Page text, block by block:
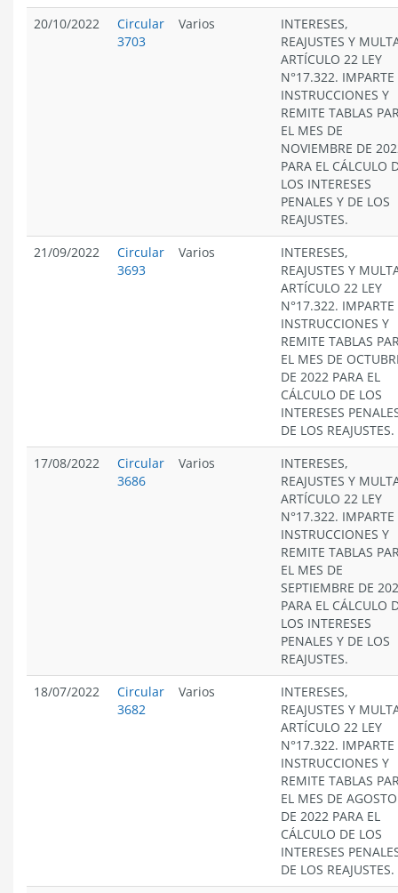
20/10/2022
Circular
3703
Varios
INTERESES,
REAJUSTES Y
ARTÍCULO 22 LEY
N°17.322. IMPARTE
INSTRUCCIONES Y
REMITE TABLAS
EL MES DE
NOVIEMBRE DE
PARA EL CÁLCULO
LOS INTERESES
PENALES Y DE LOS
REAJUSTES.
21/09/2022
Circular
3693
Varios
INTERESES,
REAJUSTES Y
ARTÍCULO 22 LEY
N°17.322. IMPARTE
INSTRUCCIONES Y
REMITE TABLAS
EL MES DE
DE 2022 PARA EL
CÁLCULO DE LOS
INTERESES
DE LOS REAJUSTES.
17/08/2022
Circular
3686
Varios
INTERESES,
REAJUSTES Y
ARTÍCULO 22 LEY
N°17.322. IMPARTE
INSTRUCCIONES Y
REMITE TABLAS
EL MES DE
SEPTIEMBRE DE
PARA EL CÁLCULO
LOS INTERESES
PENALES Y DE LOS
REAJUSTES.
18/07/2022
Circular
3682
Varios
INTERESES,
REAJUSTES Y
ARTÍCULO 22 LEY
N°17.322. IMPARTE
INSTRUCCIONES Y
REMITE TABLAS
EL MES DE AGOSTO
DE 2022 PARA EL
CÁLCULO DE LOS
INTERESES
DE LOS REAJUSTES.